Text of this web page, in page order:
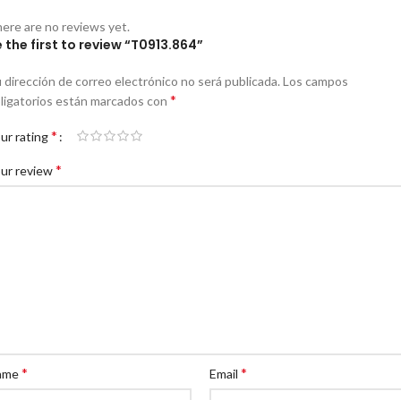
are no reviews yet.
the first to review “T0913.864”
dirección de correo electrónico no será publicada. Los campos
están marcados con *
rating*
review*
* Email *